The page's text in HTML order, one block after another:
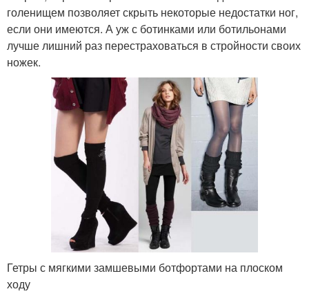
голенищем позволяет скрыть некоторые недостатки ног,
если они имеются. А уж с ботинками или ботильонами
лучше лишний раз перестраховаться в стройности своих
ножек.
Гетры с мягкими замшевыми ботфортами на плоском
ходу